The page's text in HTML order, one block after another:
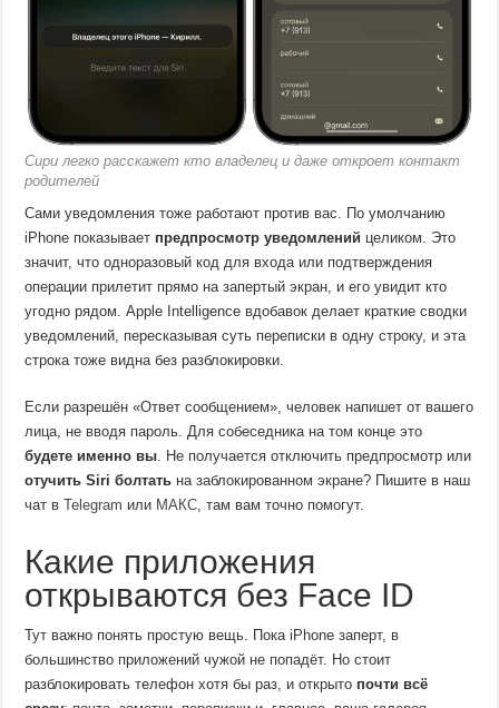
Сири легко расскажет кто владелец и даже откроет контакт
родителей
Сами уведомления тоже работают против вас. По умолчанию
iPhone показывает предпросмотр уведомлений целиком. Это
значит, что одноразовый код для входа или подтверждения
операции прилетит прямо на запертый экран, и его увидит кто
угодно рядом. Apple Intelligence вдобавок делает краткие сводки
уведомлений, пересказывая суть переписки в одну строку, и эта
строка тоже видна без разблокировки.
Если разрешён «Ответ сообщением», человек напишет от вашего
лица, не вводя пароль. Для собеседника на том конце это
будете именно вы. Не получается отключить предпросмотр или
отучить Siri болтать на заблокированном экране? Пишите в наш
чат вTelegram или МАКС, там вам точно помогут.
Какие приложения
открываются без Face ID
Тут важно понять простую вещь. Пока iPhone заперт, в
большинство приложений чужой не попадёт. Но стоит
разблокировать телефон хотя бы раз, и открыто почти всё